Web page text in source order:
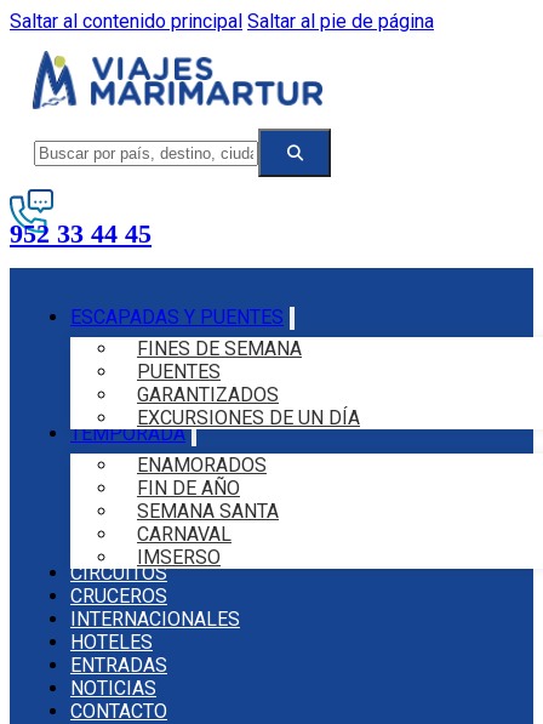
Saltar al contenido principal Saltar al pie de página
952 33 44 45
ESCAPADAS Y PUENTES
FINES DE SEMANA
PUENTES
GARANTIZADOS
EXCURSIONES DE UN DÍA
TEMPORADA
ENAMORADOS
FIN DE AÑO
SEMANA SANTA
CARNAVAL
IMSERSO
CIRCUITOS
CRUCEROS
INTERNACIONALES
HOTELES
ENTRADAS
NOTICIAS
CONTACTO